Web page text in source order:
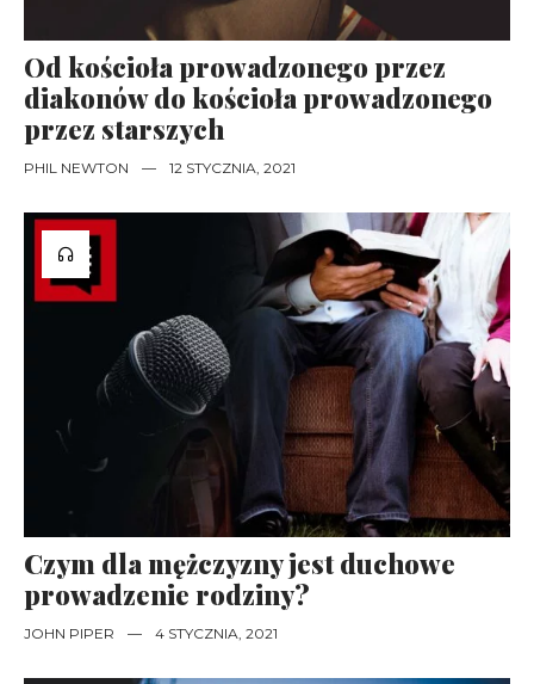
Od kościoła prowadzonego przez
diakonów do kościoła prowadzonego
przez starszych
PHIL NEWTON — 12 STYCZNIA, 2021
Czym dla mężczyzny jest duchowe
prowadzenie rodziny?
JOHN PIPER — 4 STYCZNIA, 2021